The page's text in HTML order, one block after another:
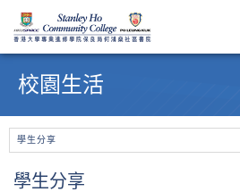
始
校園生活
學生分享
學生分享